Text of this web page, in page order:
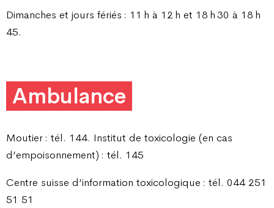
Dimanches et jours fériés : 11 h à 12 h et 18 h 30 à 18 h
45.
Ambulance
Moutier : tél. 144. Institut de toxicologie (en cas
d’empoisonnement) : tél. 145
Centre suisse d’information toxicologique : tél. 044 251
51 51